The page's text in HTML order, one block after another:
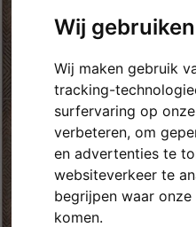
Wij
Wij maken gebruik
tracking-
surfervaring op
verbeteren, om
en advertenties te
websiteverkeer te
begrijpen waar
komen.
Terug